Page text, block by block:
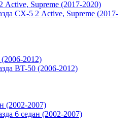
СХ-5 2 Active, Supreme (2017-
BT-50 (2006-2012)
6 седан (2002-2007)